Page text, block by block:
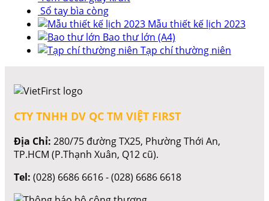
Sổ tay bìa còng
Mẫu thiết kế lịch 2023
Bao thư lớn (A4)
Tạp chí thường niên
CTY TNHH DV QC TM VIỆT FIRST
Địa Chỉ: 280/75 đường TX25, Phường Thới An,
TP.HCM (P.Thạnh Xuân, Q12 cũ).
Tel: (028) 6686 6616 - (028) 6686 6618